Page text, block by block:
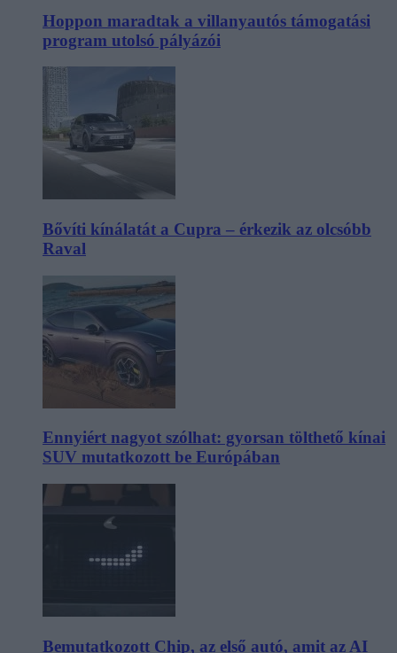
Hoppon maradtak a villanyautós támogatási
program utolsó pályázói
Bővíti kínálatát a Cupra – érkezik az olcsóbb
Raval
Ennyiért nagyot szólhat: gyorsan tölthető kínai
SUV mutatkozott be Európában
Bemutatkozott Chip, az első autó, amit az AI